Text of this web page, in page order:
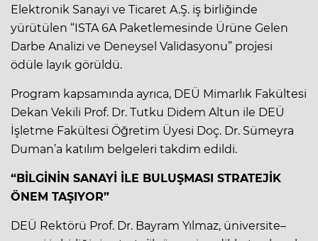
Elektronik Sanayi ve Ticaret A.Ş. iş birliğinde
yürütülen “ISTA 6A Paketlemesinde Ürüne Gelen
Darbe Analizi ve Deneysel Validasyonu” projesi
ödüle layık görüldü.
Program kapsamında ayrıca, DEÜ Mimarlık Fakültesi
Dekan Vekili Prof. Dr. Tutku Didem Altun ile DEÜ
İşletme Fakültesi Öğretim Üyesi Doç. Dr. Sümeyra
Duman’a katılım belgeleri takdim edildi.
“BİLGİNİN SANAYİ İLE BULUŞMASI STRATEJİK
ÖNEM TAŞIYOR”
DEÜ Rektörü Prof. Dr. Bayram Yılmaz, üniversite–